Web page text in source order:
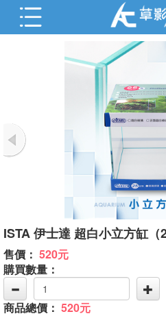
ISTA 伊士達 超白小立方缸（
售價： 520元
購買數量：
商品總價： 520元